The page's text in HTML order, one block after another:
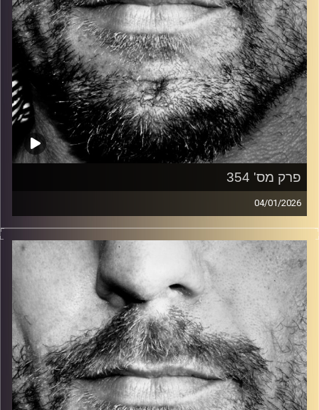
פרק מס' 354
04/01/2026
זיפים, מוזיקה מחוספסת של הופעות חיות. הרבה ג'אם, רוק,
בלוז, bluegrass, ג'אז, Fאנק, פרוגרסיב ואפילו אלקטרוניקה.
כל מה שחי, אמיתי ונושם.
עם שמוליק רגב.
קרדיט תמונות: David Goehring